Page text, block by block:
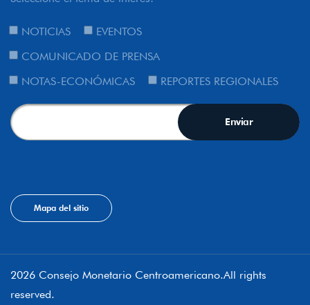
NOTICIAS
EVENTOS
COMUNICADO DE PRENSA
NOTAS-ECONÓMICAS
REPORTES REGIONALES
Mapa del sitio
2026 Consejo Monetario Centroamericano.All rights
reserved.